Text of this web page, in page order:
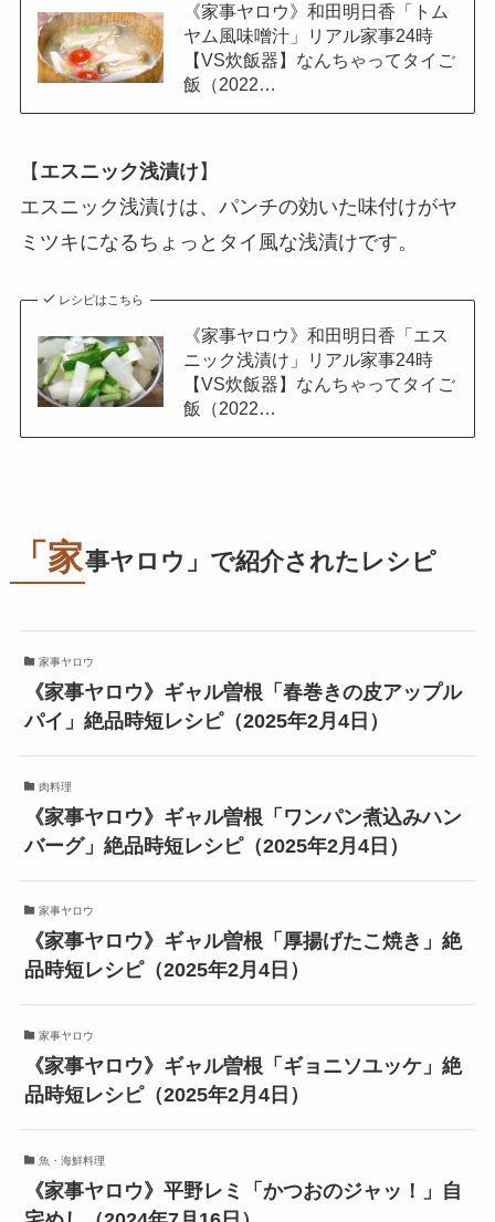
《家事ヤロウ》和田明日香「トム
ヤム風味噌汁」リアル家事24時
【VS炊飯器】なんちゃってタイご
飯（2022…
【 エスニック浅漬け】
エスニック浅漬けは、パンチの効いた味付けがヤ
ミツキになるちょっとタイ風な浅漬けです。
レシピはこちら
《家事ヤロウ》和田明日香「エス
ニック浅漬け」リアル家事24時
【VS炊飯器】なんちゃってタイご
飯（2022…
「家事ヤロウ」で紹介されたレシピ
家事ヤロウ
《家事ヤロウ》ギャル曽根「春巻きの皮アップル
パイ」絶品時短レシピ（2025年2月4日）
肉料理
《家事ヤロウ》ギャル曽根「ワンパン煮込みハン
バーグ」絶品時短レシピ（2025年2月4日）
家事ヤロウ
《家事ヤロウ》ギャル曽根「厚揚げたこ焼き」絶
品時短レシピ（2025年2月4日）
家事ヤロウ
《家事ヤロウ》ギャル曽根「ギョニソユッケ」絶
品時短レシピ（2025年2月4日）
魚・海鮮料理
《家事ヤロウ》平野レミ「かつおのジャッ！」自